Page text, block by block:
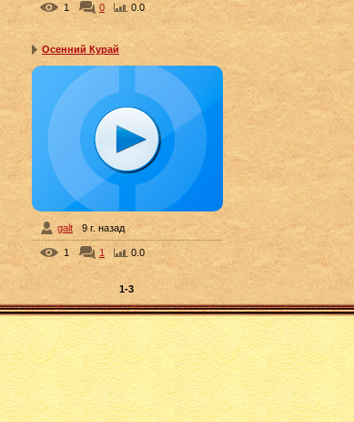
1 0 0.0
Осенний Курай
galt 9 г. назад
1 1 0.0
1-3